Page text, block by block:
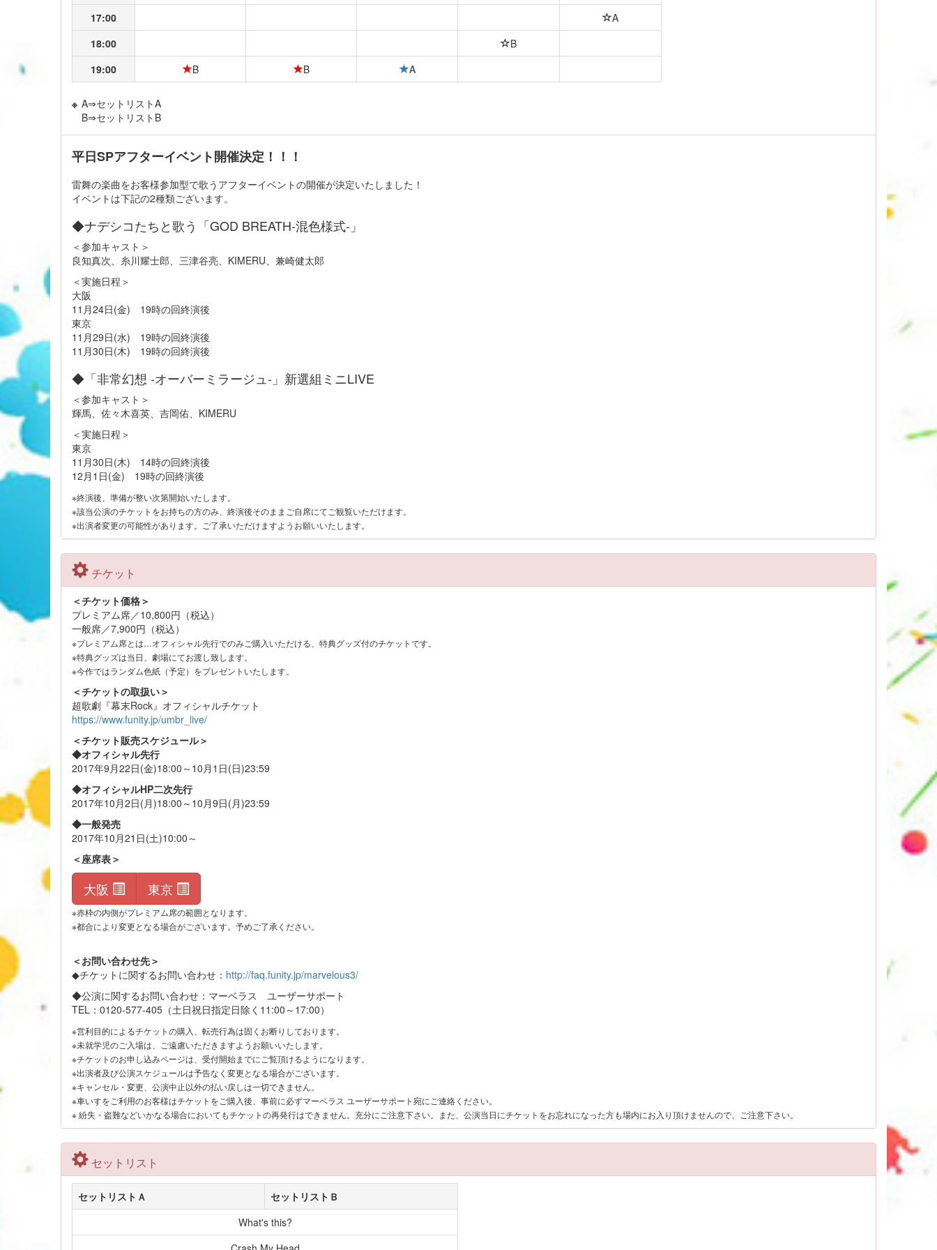
17:00
A
18:00
B
19:00
B B A
※ A⇒セットリストA
B⇒セットリストB
平日SPアフターイベント開催決定！！！
雷舞の楽曲をお客様参加型で歌うアフターイベントの開催が決定いたしました！
イベントは下記の2種類ございます。
◆ナデシコたちと歌う「GOD BREATH-混色様式-」
＜参加キャスト＞
良知真次、糸川耀士郎、三津谷亮、KIMERU、兼崎健太郎
＜実施日程＞
大阪
11月24日(金) 19時の回終演後
東京
11月29日(水) 19時の回終演後
11月30日(木) 19時の回終演後
◆「非常幻想 -オーバーミラージュ-」新選組ミニLIVE
＜参加キャスト＞
輝馬、佐々木喜英、吉岡佑、KIMERU
＜実施日程＞
東京
11月30日(木) 14時の回終演後
12月1日(金) 19時の回終演後
※終演後、準備が整い次第開始いたします。
※該当公演のチケットをお持ちの方のみ、終演後そのままご自席にてご観覧いただけます。
※出演者変更の可能性があります。ご了承いただけますようお願いいたします。
チケット
＜チケット価格＞
プレミアム席／10,800円（税込）
一般席／7,900円（税込）
※プレミアム席とは…オフィシャル先行でのみご購入いただける、特典グッズ付のチケットです。
※特典グッズは当日、劇場にてお渡し致します。
※今作ではランダム色紙（予定）をプレゼントいたします。
＜チケットの取扱い＞
超歌劇『幕末Rock』オフィシャルチケット
https://www.funity.jp/umbr_live/
＜チケット販売スケジュール＞
◆オフィシャル先行
2017年9月22日(金)18:00～10月1日(日)23:59
◆オフィシャルHP二次先行
2017年10月2日(月)18:00～10月9日(月)23:59
◆一般発売
2017年10月21日(土)10:00～
＜座席表＞
大阪 東京
※赤枠の内側がプレミアム席の範囲となります。
※都合により変更となる場合がございます。予めご了承ください。
＜お問い合わせ先＞
◆チケットに関するお問い合わせ： http://faq.funity.jp/marvelous3/
◆公演に関するお問い合わせ：マーベラス ユーザーサポート
TEL：0120-577-405（土日祝日指定日除く11:00～17:00）
※営利目的によるチケットの購入、転売行為は固くお断りしております。
※未就学児のご入場は、ご遠慮いただきますようお願いいたします。
※チケットのお申し込みページは、受付開始までにご覧頂けるようになります。
※出演者及び公演スケジュールは予告なく変更となる場合がございます。
※キャンセル・変更、公演中止以外の払い戻しは一切できません。
※車いすをご利用のお客様はチケットをご購入後、事前に必ずマーベラス ユーザーサポート宛にご連絡ください。
※ 紛失・盗難などいかなる場合においてもチケットの再発行はできません。充分にご注意下さい。また、公演当日にチケットをお忘れになった方も場内にお入り頂けませんので、ご注意下さい。
セットリスト
セットリストＡ
セットリストＢ
What's this?